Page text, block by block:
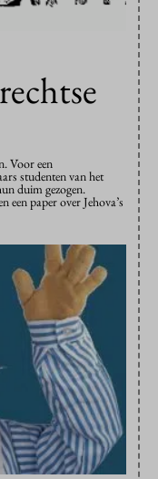
Voor een
studenten van het
duim gezogen.
een paper over Jehova’s